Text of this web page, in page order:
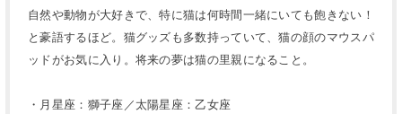
自然や動物が大好きで、特に猫は何時間一緒にいても飽きない！
と豪語するほど。猫グッズも多数持っていて、猫の顔のマウスパ
ッドがお気に入り。将来の夢は猫の里親になること。
・月星座：獅子座／太陽星座：乙女座